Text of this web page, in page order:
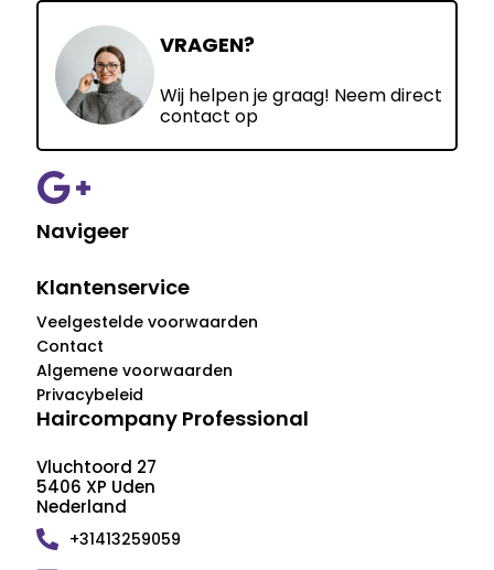
VRAGEN?
Wij helpen je graag! Neem direct
contact op
Navigeer
Klantenservice
Veelgestelde voorwaarden
Contact
Algemene voorwaarden
Privacybeleid
Haircompany Professional
Vluchtoord 27
5406 XP Uden
Nederland
+31413259059